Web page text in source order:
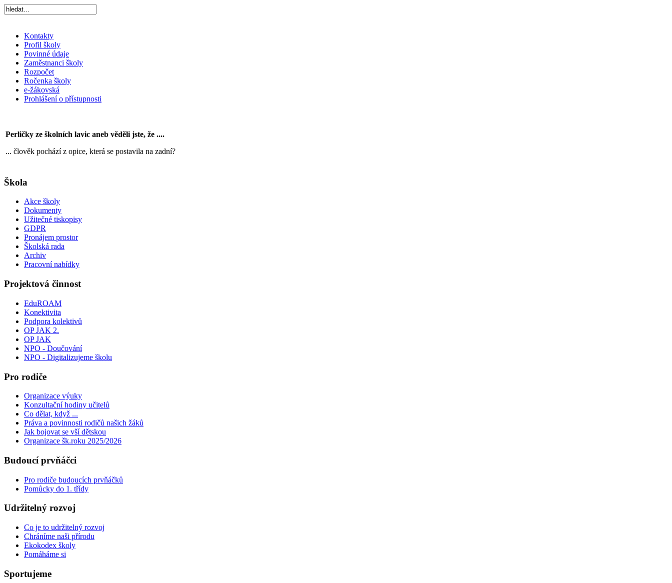
Kontakty
Profil školy
Povinné údaje
Zaměstnanci školy
Rozpočet
Ročenka školy
e-žákovská
Prohlášení o přístupnosti
Perličky ze školních lavic aneb věděli jste, že ....
... člověk pochází z opice, která se postavila na zadní?
Škola
Akce školy
Dokumenty
Užitečné tiskopisy
GDPR
Pronájem prostor
Školská rada
Archiv
Pracovní nabídky
Projektová činnost
EduROAM
Konektivita
Podpora kolektivů
OP JAK 2.
OP JAK
NPO - Doučování
NPO - Digitalizujeme školu
Pro rodiče
Organizace výuky
Konzultační hodiny učitelů
Co dělat, když ...
Práva a povinnosti rodičů našich žáků
Jak bojovat se vší dětskou
Organizace šk.roku 2025/2026
Budoucí prvňáčci
Pro rodiče budoucích prvňáčků
Pomůcky do 1. třídy
Udržitelný rozvoj
Co je to udržitelný rozvoj
Chráníme naši přírodu
Ekokodex školy
Pomáháme si
Sportujeme